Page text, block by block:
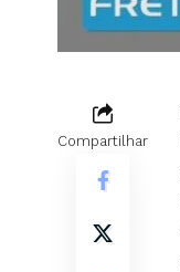
Compartilhar